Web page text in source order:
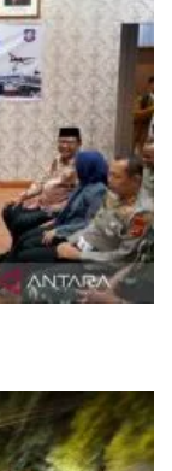
ke